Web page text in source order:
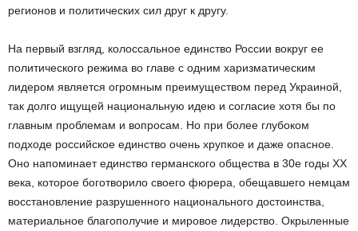
регионов и политических сил друг к другу.
На первый взгляд, колоссальное единство России вокруг ее
политического режима во главе с одним харизматическим
лидером является огромным преимуществом перед Украиной,
так долго ищущей национальную идею и согласие хотя бы по
главным проблемам и вопросам. Но при более глубоком
подходе российское единство очень хрупкое и даже опасное.
Оно напоминает единство германского общества в 30­е годы ХХ
века, которое боготворило своего фюрера, обещавшего немцам
восстановление разрушенного национального достоинства,
материальное благополучие и мировое лидерство. Окрыленные